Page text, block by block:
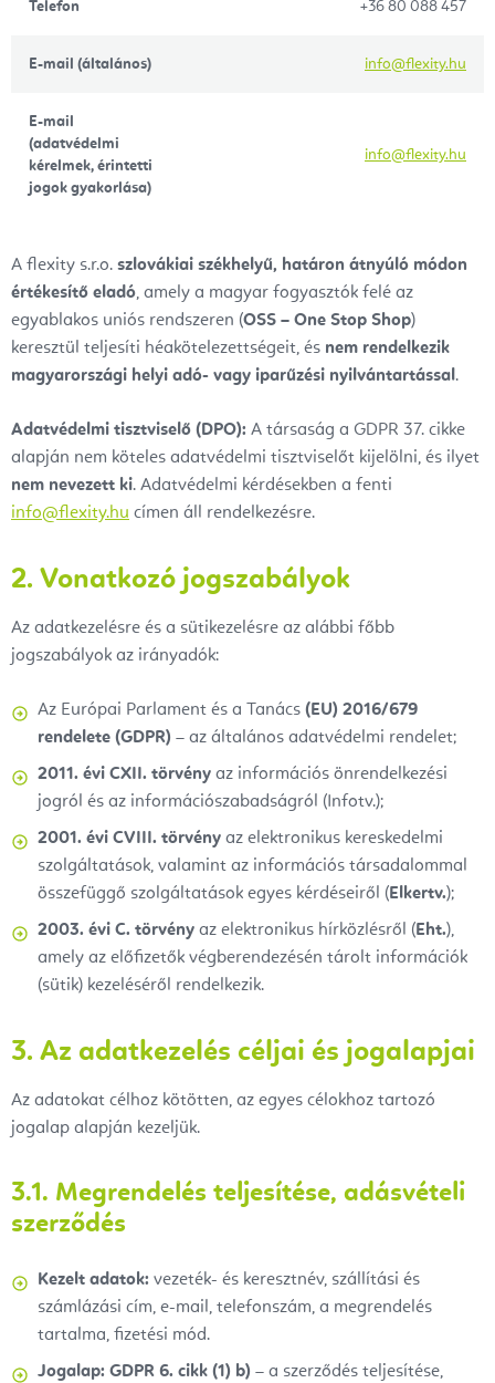
Telefon +36 80 088 457
E-mail (általános) info@flexity.hu
E-mail
(adatvédelmi
kérelmek, érintetti
jogok gyakorlása)
info@flexity.hu
A flexity s.r.o. szlovákiai székhelyű, határon átnyúló módon
értékesítő eladó, amely a magyar fogyasztók felé az
egyablakos uniós rendszeren (OSS – One Stop Shop)
keresztül teljesíti héakötelezettségeit, és nem rendelkezik
magyarországi helyi adó- vagy iparűzési nyilvántartással.
Adatvédelmi tisztviselő (DPO): A társaság a GDPR 37. cikke
alapján nem köteles adatvédelmi tisztviselőt kijelölni, és ilyet
nem nevezett ki. Adatvédelmi kérdésekben a fenti
info@flexity.hu címen áll rendelkezésre.
2. Vonatkozó jogszabályok
Az adatkezelésre és a sütikezelésre az alábbi főbb
jogszabályok az irányadók:
Az Európai Parlament és a Tanács (EU) 2016/679
rendelete (GDPR) – az általános adatvédelmi rendelet;
2011. évi CXII. törvény az információs önrendelkezési
jogról és az információszabadságról (Infotv.);
2001. évi CVIII. törvény az elektronikus kereskedelmi
szolgáltatások, valamint az információs társadalommal
összefüggő szolgáltatások egyes kérdéseiről (Elkertv.);
2003. évi C. törvény az elektronikus hírközlésről (Eht.),
amely az előfizetők végberendezésén tárolt információk
(sütik) kezeléséről rendelkezik.
3. Az adatkezelés céljai és jogalapjai
Az adatokat célhoz kötötten, az egyes célokhoz tartozó
jogalap alapján kezeljük.
3.1. Megrendelés teljesítése, adásvételi
szerződés
Kezelt adatok: vezeték- és keresztnév, szállítási és
számlázási cím, e-mail, telefonszám, a megrendelés
tartalma, fizetési mód.
Jogalap: GDPR 6. cikk (1) b) – a szerződés teljesítése,